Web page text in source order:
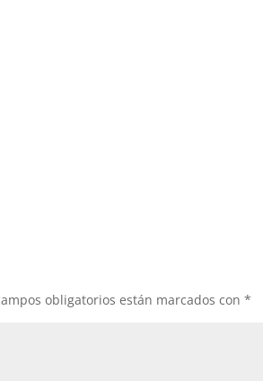
obligatorios están marcados con*